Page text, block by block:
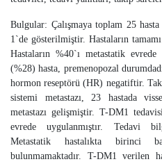
Bulgular: Çalışmaya toplam 25
1`de gösterilmiştir. Hastaların
Hastaların %40`ı metastatik
(%28) hasta, premenopozal
hormon reseptörü (HR) negatiftir.
sistemi metastazı, 23 hastada
metastazı gelişmiştir. T-DM1
evrede uygulanmıştır. Tedavi
Metastatik hastalıkta birinci
bulunmamaktadır. T-DM1 verilen